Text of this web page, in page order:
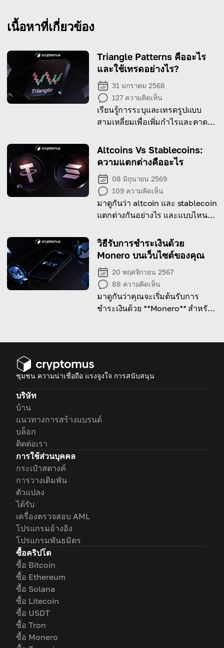
เนื้อหาที่เกี่ยวข้อง
Triangle Patterns คืออะไร
และใช้เทรดอย่างไร?
31 มกราคม 2568
127 ความคิดเห็น
เรียนรู้การระบุและเทรดรูปแบบ
สามเหลี่ยมเพื่อเพิ่มกำไรและคาด
Altcoins Vs Stablecoins:
ความแตกต่างคืออะไร
08 มิถุนายน 2569
109 ความคิดเห็น
มาดูกันว่า altcoin และ stablecoin
แตกต่างกันอย่างไร และแบบไหน
ของคุณมากกว่ากัน!
วิธีรับการชำระเงินด้วย
Monero บนเว็บไซต์ของคุณ
20 พฤศจิกายน 2567
88 ความคิดเห็น
มาดูกันว่าคุณจะเริ่มต้นรับการ
ชำระเงินด้วย **Monero** สำหรับ
ชุมชน ความน่าเชื่อถือ แรงจูงใจ การสนับสนุน
บริษัท
บ้าน
แนวทางการสร้างแบรนด์
บล็อก
ติดต่อเรา
การใช้ส่วนบุคคล
กระเป๋าสตางค์
การวางเดิมพัน
ตัวแปลง
ได้รับ
เครื่องตรวจสอบ AML
โปรแกรมอ้างอิง
โปรแกรมพันธมิตร
ซื้อคริปโต
ซื้อ Bitcoin
ซื้อ Ethereum
ซื้อ Solana
ซื้อ Litecoin
ซื้อ USDT
ซื้อ Tron
ซื้อ Monero